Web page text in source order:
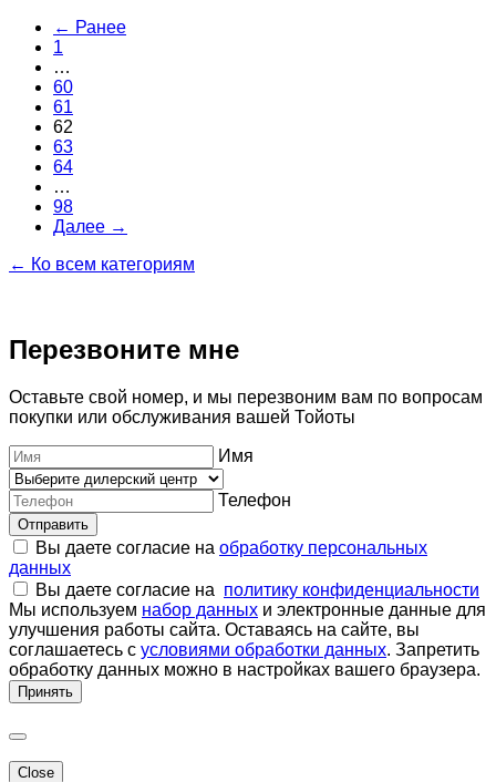
← Ранее
1
…
60
61
62
63
64
…
98
Далее →
← Ко всем категориям
Перезвоните мне
Оставьте свой номер, и мы перезвоним вам по вопросам
покупки или обслуживания вашей Тойоты
Имя
Телефон
Отправить
Вы даете согласие на обработку персональных
данных
Вы даете согласие на политику конфиденциальности
Мы используем набор данных и электронные данные для
улучшения работы сайта. Оставаясь на сайте, вы
соглашаетесь с условиями обработки данных. Запретить
обработку данных можно в настройках вашего браузера.
Принять
Close